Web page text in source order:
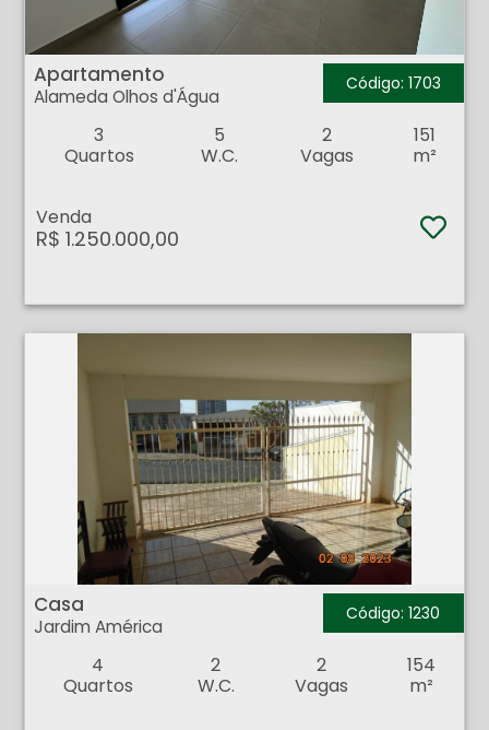
Apartamento - Alameda Olhos d'Água - Ribeirão Preto
Apartamento
Alameda Olhos d'Água
Código: 1703
3
Quartos
5
W.C.
2
Vagas
151
m²
Venda
R$ 1.250.000,00
Casa - Jardim América - Ribeirão Preto
Casa
Jardim América
Código: 1230
4
Quartos
2
W.C.
2
Vagas
154
m²